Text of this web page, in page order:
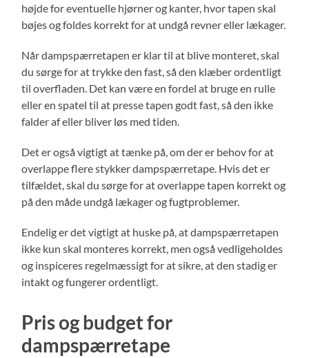
højde for eventuelle hjørner og kanter, hvor tapen skal
bøjes og foldes korrekt for at undgå revner eller lækager.
Når dampspærretapen er klar til at blive monteret, skal
du sørge for at trykke den fast, så den klæber ordentligt
til overfladen. Det kan være en fordel at bruge en rulle
eller en spatel til at presse tapen godt fast, så den ikke
falder af eller bliver løs med tiden.
Det er også vigtigt at tænke på, om der er behov for at
overlappe flere stykker dampspærretape. Hvis det er
tilfældet, skal du sørge for at overlappe tapen korrekt og
på den måde undgå lækager og fugtproblemer.
Endelig er det vigtigt at huske på, at dampspærretapen
ikke kun skal monteres korrekt, men også vedligeholdes
og inspiceres regelmæssigt for at sikre, at den stadig er
intakt og fungerer ordentligt.
Pris og budget for
dampspærretape